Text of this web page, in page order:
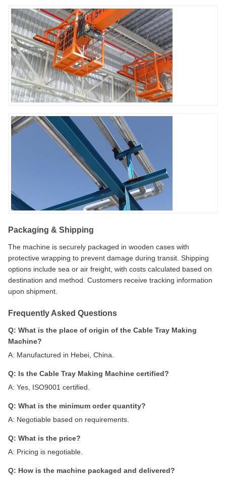
Packaging & Shipping
The machine is securely packaged in wooden cases with
protective wrapping to prevent damage during transit. Shipping
options include sea or air freight, with costs calculated based on
destination and method. Customers receive tracking information
upon shipment.
Frequently Asked Questions
Q: What is the place of origin of the Cable Tray Making
Machine?
A: Manufactured in Hebei, China.
Q: Is the Cable Tray Making Machine certified?
A: Yes, ISO9001 certified.
Q: What is the minimum order quantity?
A: Negotiable based on requirements.
Q: What is the price?
A: Pricing is negotiable.
Q: How is the machine packaged and delivered?